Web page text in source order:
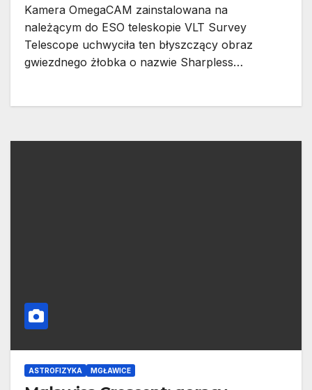
Kamera OmegaCAM zainstalowana na
należącym do ESO teleskopie VLT Survey
Telescope uchwyciła ten błyszczący obraz
gwiezdnego żłobka o nazwie Sharpless…
ASTROFIZYKA MGŁAWICE